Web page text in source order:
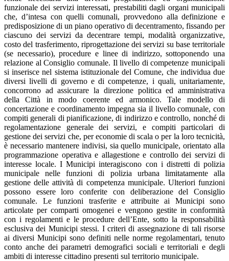
funzionale dei servizi interessati, prestabiliti dagli organi municipali
che, d’intesa con quelli comunali, provvedono alla definizione e
predisposizione di un piano operativo di decentramento, fissando per
ciascuno dei servizi da decentrare tempi, modalità organizzative,
costo del trasferimento, riprogettazione dei servizi su base territoriale
(se necessario), procedure e linee di indirizzo, sottoponendo una
relazione al Consiglio comunale. Il livello di competenze municipali
si inserisce nel sistema istituzionale del Comune, che individua due
diversi livelli di governo e di competenze, i quali, unitariamente,
concorrono ad assicurare la direzione politica ed amministrativa
della Città in modo coerente ed armonico. Tale modello di
concertazione e coordinamento impegna sia il livello comunale, con
compiti generali di pianificazione, di indirizzo e controllo, nonché di
regolamentazione generale dei servizi, e compiti particolari di
gestione dei servizi che, per economie di scala o per la loro tecnicità,
è necessario mantenere indivisi, sia quello municipale, orientato alla
programmazione operativa e allagestione e controllo dei servizi di
interesse locale. I Municipi interagiscono con i distretti di polizia
municipale nelle funzioni di polizia urbana limitatamente alla
gestione delle attività di competenza municipale. Ulteriori funzioni
possono essere loro conferite con deliberazione del Consiglio
comunale. Le funzioni trasferite e attribuite ai Municipi sono
articolate per comparti omogenei e vengono gestite in conformità
con i regolamenti e le procedure dell’Ente, sotto la responsabilità
esclusiva dei Municipi stessi. I criteri di assegnazione di tali risorse
ai diversi Municipi sono definiti nelle norme regolamentari, tenuto
conto anche dei parametri demografici sociali e territoriali e degli
ambiti di interesse cittadino presenti sul territorio municipale.